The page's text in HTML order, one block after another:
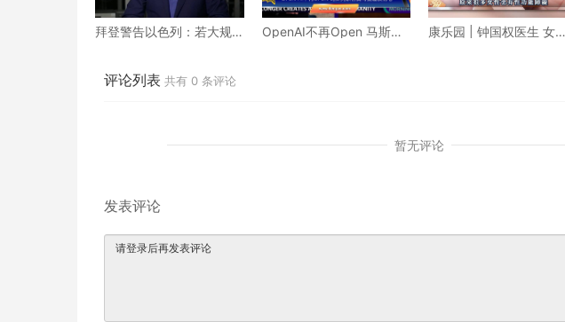
拜登警告以色列：若大规
OpenAI不再Open 马斯克
康乐园 | 钟国权医生 女性
评论列表 共有 0 条评论
暂无评论
发表评论